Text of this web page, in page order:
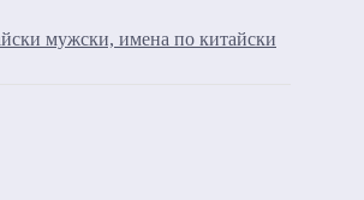
мужски, имена по китайски